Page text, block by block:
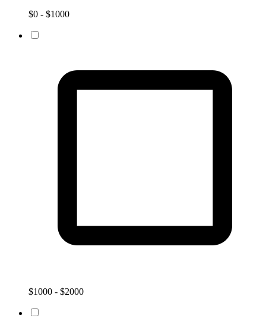
$0 - $1000
$1000 - $2000